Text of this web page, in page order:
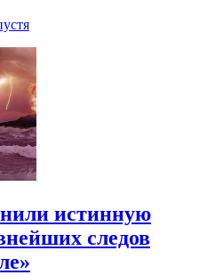
истинную
следов